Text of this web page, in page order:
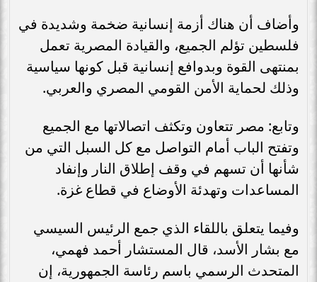
وأضاف أن هناك أزمة إنسانية ضخمة وشديدة في
فلسطين تؤلم الجميع، والقيادة المصرية تعمل
بمنتهى القوة وبدوافع إنسانية قبل كونها سياسية
وذلك لحماية الأمن القومي المصري والعربي.
وتابع: مصر تتعاون وتكثف اتصالاتها مع الجميع
وتفتح الباب أمام التواصل مع كل السبل التي من
شأنها أن تسهم في وقف إطلاق النار وإنفاد
المساعدات وتهدئة الأوضاع في قطاع غزة.
وفيما يتعلق باللقاء الذي جمع الرئيس السيسي
مع بشار الأسد، قال المستشار أحمد فهمي،
المتحدث الرسمي باسم رئاسة الجمهورية، إن